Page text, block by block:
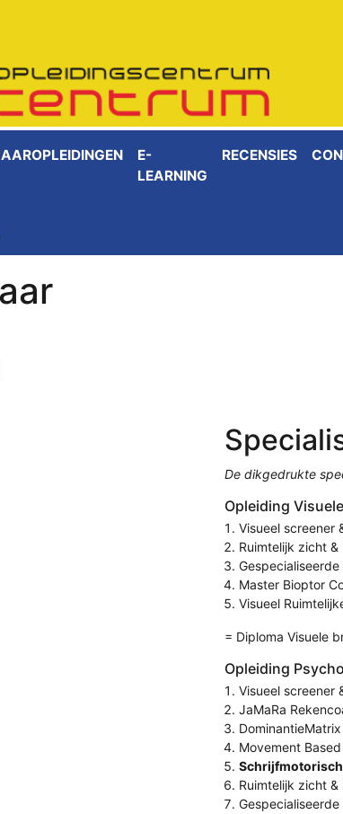
E-
LEARNING
RECENSIES
De dikgedrukte
Opleiding
Visueel screener
Ruimtelijk zicht
Master Bioptor
Visueel
= Diploma Visuele
Opleiding
Visueel screener
JaMaRa
Movement
Ruimtelijk zicht